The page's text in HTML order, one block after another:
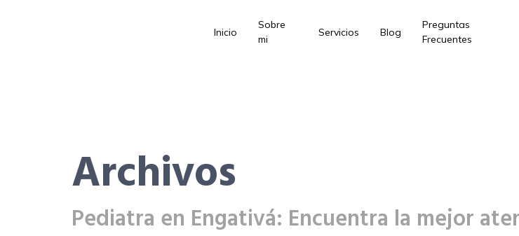
Inicio
Sobre
mi
Servicios Blog
Preguntas
Frecuentes
Archivos
Pediatra en Engativá: Encuentra la mejor